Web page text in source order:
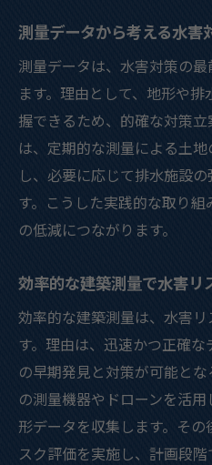
測量データから考える水害
測量データは、水害対策の
ます。理由として、地形や
握できるため、的確な対策
は、定期的な測量による土
し、必要に応じて排水施設
す。こうした実践的な取り
の低減につながります。
効率的な建築測量で水害リ
効率的な建築測量は、水害
す。理由は、迅速かつ正確
の早期発見と対策が可能と
の測量機器やドローンを活
形データを収集します。そ
スク評価を実施し、計画段